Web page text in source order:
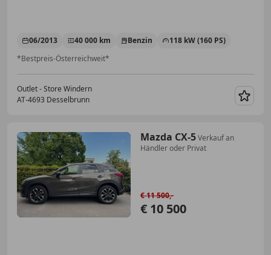
06/2013 40 000 km Benzin
118 kW (160 PS)
*Bestpreis-Österreichweit*
Outlet - Store Windern
AT-4693 Desselbrunn
Mazda CX-5Verkauf an
Händler oder Privat
€ 10 500
€ 11 500,-